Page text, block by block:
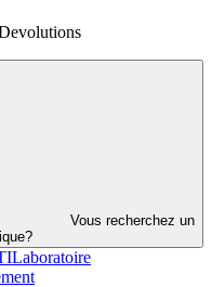
Vous recherchez un
Laboratoire